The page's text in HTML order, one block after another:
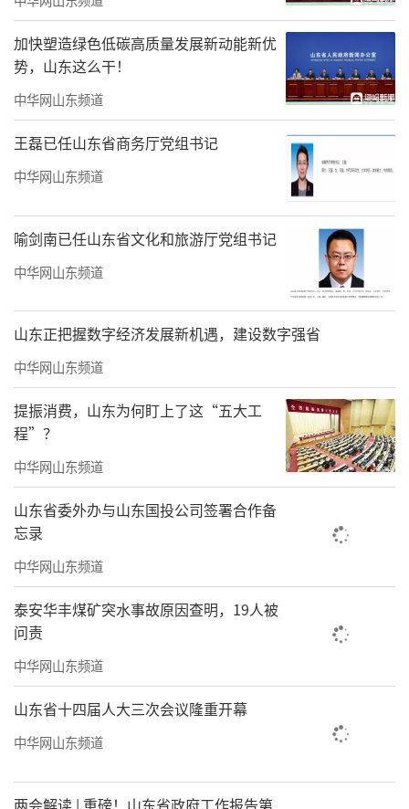
加快塑造绿色低碳高质量发展新动能新优
势，山东这么干！
中华网山东频道
王磊已任山东省商务厅党组书记
中华网山东频道
喻剑南已任山东省文化和旅游厅党组书记
中华网山东频道
山东正把握数字经济发展新机遇，建设数字强省
中华网山东频道
提振消费，山东为何盯上了这“五大工
程”？
中华网山东频道
山东省委外办与山东国投公司签署合作备
忘录
中华网山东频道
泰安华丰煤矿突水事故原因查明，19人被
问责
中华网山东频道
山东省十四届人大三次会议隆重开幕
中华网山东频道
两会解读 | 重磅！山东省政府工作报告第